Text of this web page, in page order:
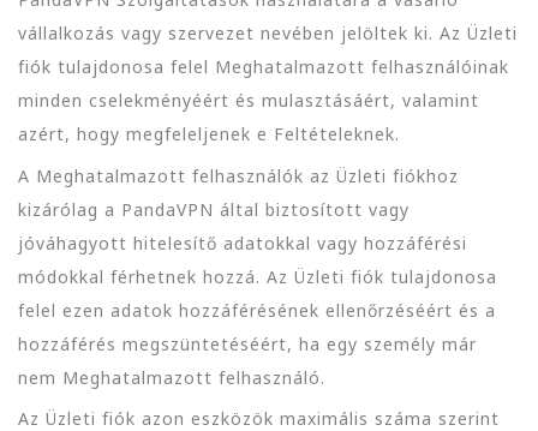
vállalkozás vagy szervezet nevében jelöltek ki. Az Üzleti
fiók tulajdonosa felel Meghatalmazott felhasználóinak
minden cselekményéért és mulasztásáért, valamint
azért, hogy megfeleljenek e Feltételeknek.
A Meghatalmazott felhasználók az Üzleti fiókhoz
kizárólag a PandaVPN által biztosított vagy
jóváhagyott hitelesítő adatokkal vagy hozzáférési
módokkal férhetnek hozzá. Az Üzleti fiók tulajdonosa
felel ezen adatok hozzáférésének ellenőrzéséért és a
hozzáférés megszüntetéséért, ha egy személy már
nem Meghatalmazott felhasználó.
Az Üzleti fiók azon eszközök maximális száma szerint